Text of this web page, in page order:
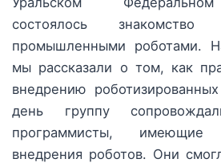
состоялось
промышленными роботами.
мы рассказали о том, как
внедрению
день группу
программисты,
внедрения роботов. Они